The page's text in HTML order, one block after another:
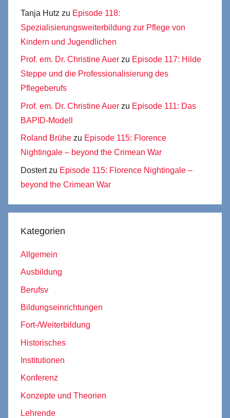
Tanja Hutz zu Episode 118:
Spezialisierungsweiterbildung zur Pflege von
Kindern und Jugendlichen
Prof. em. Dr. Christine Auer zu Episode 117: Hilde
Steppe und die Professionalisierung des
Pflegeberufs
Prof. em. Dr. Christine Auer zu Episode 111: Das
BAPID-Modell
Roland Brühe zu Episode 115: Florence
Nightingale – beyond the Crimean War
Dostertzu Episode 115: Florence Nightingale –
beyond the Crimean War
Kategorien
Allgemein
Ausbildung
Berufsv
Bildungseinrichtungen
Fort-/Weiterbildung
Historisches
Institutionen
Konferenz
Konzepte und Theorien
Lehrende